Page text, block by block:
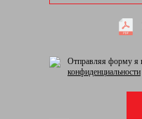
Отправляя форму я
конфиденциальности